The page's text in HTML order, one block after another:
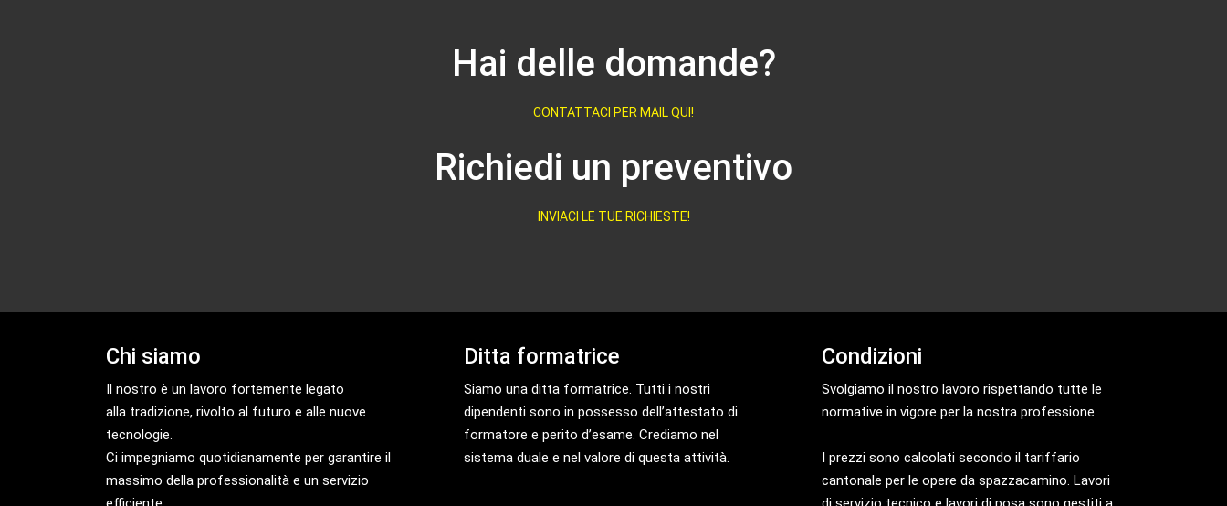
Hai delle domande?
CONTATTACI PER MAIL QUI!
Richiedi un preventivo
INVIACI LE TUE RICHIESTE!
Chi siamo
Il nostro è un lavoro fortemente legato
alla tradizione, rivolto al futuro e alle nuove
tecnologie.
Ci impegniamo quotidianamente per garantire il
massimo della professionalità e un servizio
Ditta formatrice
Siamo una ditta formatrice. Tutti i nostri
dipendenti sono in possesso dell’attestato di
formatore e perito d’esame. Crediamo nel
sistema duale e nel valore di questa attività.
Condizioni
Svolgiamo il nostro lavoro rispettando tutte le
normative in vigore per la nostra professione.
I prezzi sono calcolati secondo il tariffario
cantonale per le opere da spazzacamino. Lavori